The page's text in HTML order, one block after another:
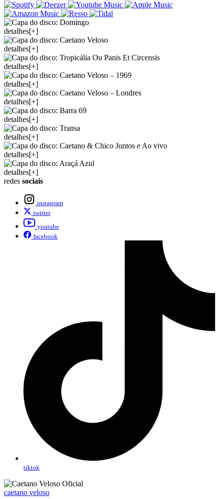
detalhes[+]
detalhes[+]
detalhes[+]
detalhes[+]
detalhes[+]
detalhes[+]
detalhes[+]
detalhes[+]
detalhes[+]
redes sociais
instagram
twitter
youtube
facebook
tiktok
caetano veloso